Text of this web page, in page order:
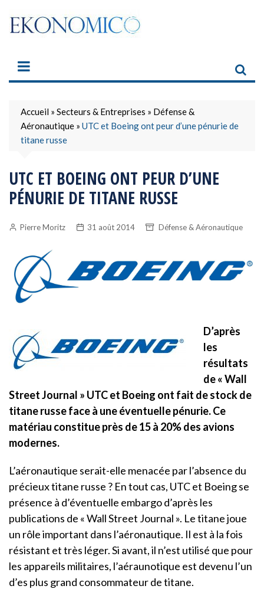
content
Accueil » Secteurs & Entreprises » Défense &
Aéronautique » UTC et Boeing ont peur d’une pénurie de
titane russe
UTC ET BOEING ONT PEUR D’UNE
PÉNURIE DE TITANE RUSSE
Pierre Moritz 31 août 2014 Défense & Aéronautique
D’après
les
résultats
de « Wall
Street Journal » UTC et Boeing ont fait de stock de
titane russe face à une éventuelle pénurie. Ce
matériau constitue près de 15 à 20% des avions
modernes.
L’aéronautique serait-elle menacée par l’absence du
précieux titane russe ? En tout cas, UTC et Boeing se
présence à d’éventuelle embargo d’après les
publications de « Wall Street Journal ». Le titane joue
un rôle important dans l’aéronautique. Il est à la fois
résistant et très léger. Si avant, il n’est utilisé que pour
les appareils militaires, l’aéraunotique est devenu l’un
d’es plus grand consommateur de titane.